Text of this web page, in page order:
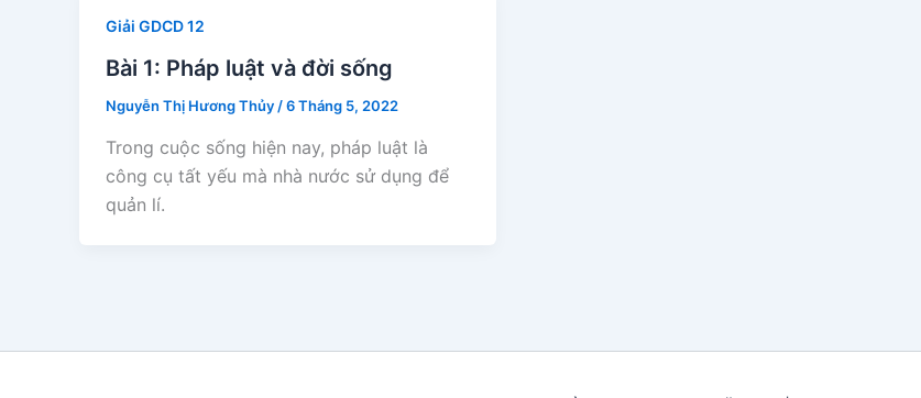
Giải GDCD 12
Bài 1: Pháp luật và đời sống
Nguyễn Thị Hương Thủy /6 Tháng 5, 2022
Trong cuộc sống hiện nay, pháp luật là
công cụ tất yếu mà nhà nước sử dụng để
quản lí.